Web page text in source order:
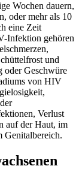
Wochen dauern,
oder mehr als 10
eine Zeit
Infektion gehören
und
oder Geschwüre
von HIV
Verlust
auf der Haut, im
Genitalbereich.